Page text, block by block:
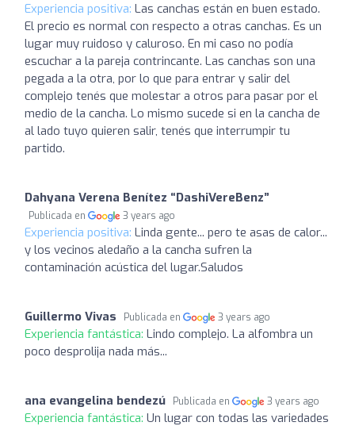
Experiencia positiva: Las canchas están en buen estado.
El precio es normal con respecto a otras canchas. Es un
lugar muy ruidoso y caluroso. En mi caso no podía
escuchar a la pareja contrincante. Las canchas son una
pegada a la otra, por lo que para entrar y salir del
complejo tenés que molestar a otros para pasar por el
medio de la cancha. Lo mismo sucede si en la cancha de
al lado tuyo quieren salir, tenés que interrumpir tu
partido.
Dahyana Verena Benítez “DashiVereBenz”
Publicada en 3 years ago
Experiencia positiva: Linda gente... pero te asas de calor...
y los vecinos aledaño a la cancha sufren la
contaminación acústica del lugar.Saludos
Guillermo Vivas Publicada en 3 years ago
Experiencia fantástica: Lindo complejo. La alfombra un
poco desprolija nada más...
ana evangelina bendezú Publicada en 3 years ago
Experiencia fantástica: Un lugar con todas las variedades